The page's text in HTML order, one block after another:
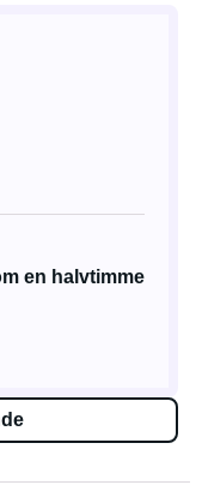
en halvtimme